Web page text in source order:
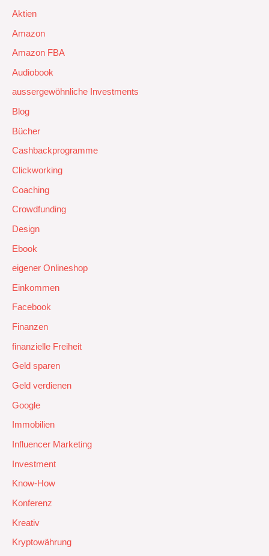
Aktien
Amazon
Amazon FBA
Audiobook
aussergewöhnliche Investments
Blog
Bücher
Cashbackprogramme
Clickworking
Coaching
Crowdfunding
Design
Ebook
eigener Onlineshop
Einkommen
Facebook
Finanzen
finanzielle Freiheit
Geld sparen
Geld verdienen
Google
Immobilien
Influencer Marketing
Investment
Know-How
Konferenz
Kreativ
Kryptowährung